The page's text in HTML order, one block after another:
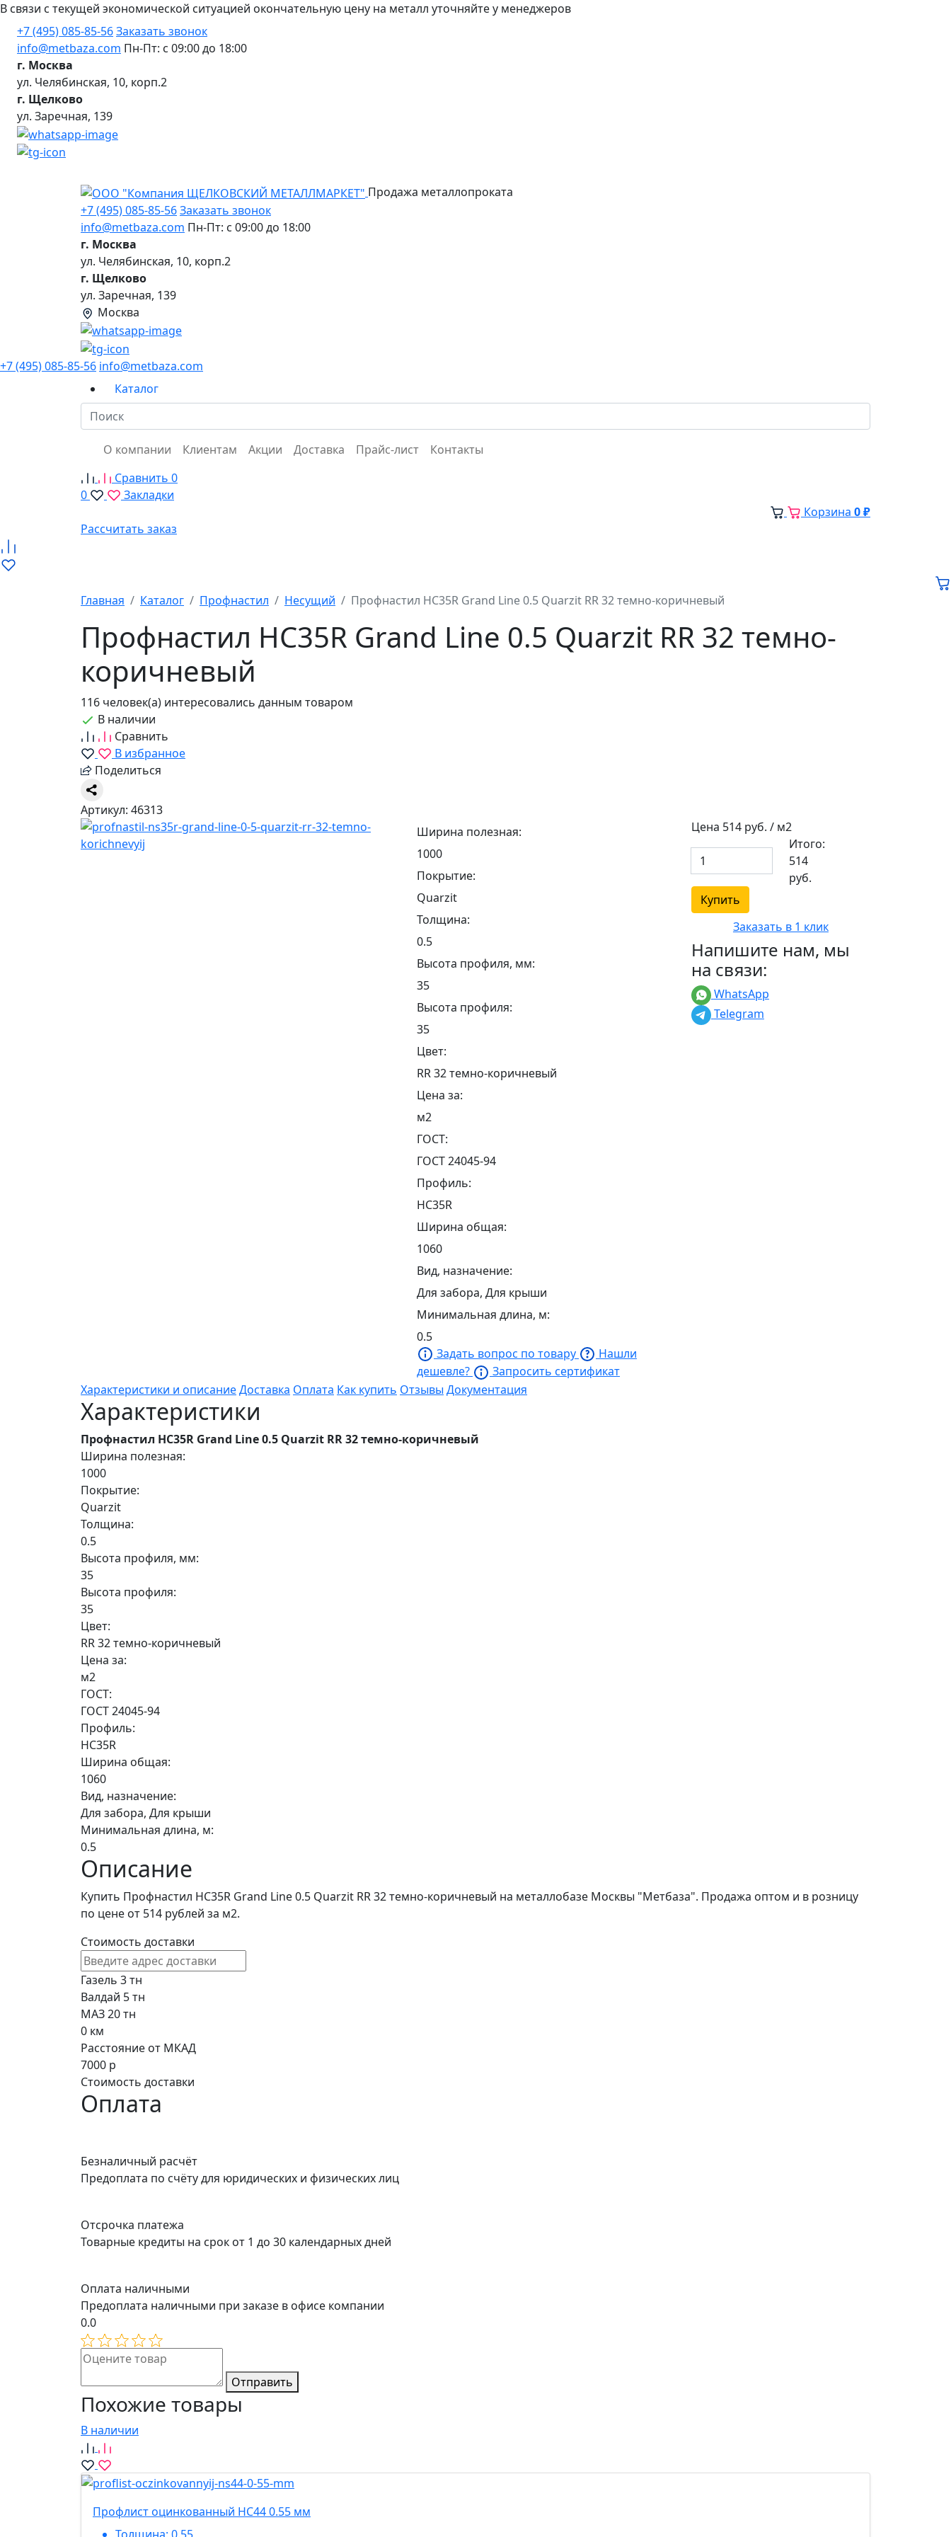
В связи с текущей экономической ситуацией окончательную цену на металл уточняйте у менеджеров
+7 (495) 085-85-56Заказать звонок
info@metbaza.com Пн-Пт: с 09:00 до 18:00
г. Москва
ул. Челябинская, 10, корп.2
г. Щелково
ул. Заречная, 139
Продажа металлопроката
+7 (495) 085-85-56Заказать звонок
info@metbaza.com Пн-Пт: с 09:00 до 18:00
г. Москва
ул. Челябинская, 10, корп.2
г. Щелково
ул. Заречная, 139
Москва
+7 (495) 085-85-56 info@metbaza.com
Каталог
О компании Клиентам Акции Доставка Прайс-лист
Контакты
Сравнить 0
0
Закладки
Корзина 0 ₽
Рассчитать заказ
Главная Каталог Профнастил Несущий Профнастил НС35R Grand Line 0.5 Quarzit RR 32 темно-коричневый
Профнастил НС35R Grand Line 0.5 Quarzit RR 32 темно-
коричневый
116 человек(а) интересовались данным товаром
В наличии
Сравнить
В избранное
Поделиться
Артикул: 46313
Ширина полезная:
1000
Покрытие:
Quarzit
Толщина:
0.5
Высота профиля, мм:
35
Высота профиля:
35
Цвет:
RR 32 темно-коричневый
Цена за:
м2
ГОСТ:
ГОСТ 24045-94
Профиль:
НС35R
Ширина общая:
1060
Вид, назначение:
Для забора, Для крыши
Минимальная длина, м:
0.5
Задать вопрос по товару
Нашли
дешевле?
Запросить сертификат
Цена 514 руб. / м2
Итого:
514
руб.
Купить
Заказать в 1 клик
Напишите нам, мы
на связи:
WhatsApp
Telegram
Характеристики и описаниеДоставка Оплата Как купить Отзывы Документация
Характеристики
Профнастил НС35R Grand Line 0.5 Quarzit RR 32 темно-коричневый
Ширина полезная:
1000
Покрытие:
Quarzit
Толщина:
0.5
Высота профиля, мм:
35
Высота профиля:
35
Цвет:
RR 32 темно-коричневый
Цена за:
м2
ГОСТ:
ГОСТ 24045-94
Профиль:
НС35R
Ширина общая:
1060
Вид, назначение:
Для забора, Для крыши
Минимальная длина, м:
0.5
Описание
Купить Профнастил НС35R Grand Line 0.5 Quarzit RR 32 темно-коричневый на металлобазе Москвы "Метбаза". Продажа оптом и в розницу
по цене от 514 рублей за м2.
Стоимость доставки
Газель 3 тн
Валдай 5 тн
МАЗ 20 тн
0 км
Расстояние от МКАД
7000 р
Стоимость доставки
Оплата
Безналичный расчёт
Предоплата по счёту для юридических и физических лиц
Отсрочка платежа
Товарные кредиты на срок от 1 до 30 календарных дней
Оплата наличными
Предоплата наличными при заказе в офисе компании
0.0
Отправить
Похожие товары
В наличии
Профлист оцинкованный НС44 0.55 мм